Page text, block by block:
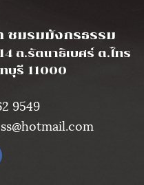
ชมรมมังกรธรรม
ถ.รัตนาธิเบศร์ ต.ไทร
บุรี 11000
9549